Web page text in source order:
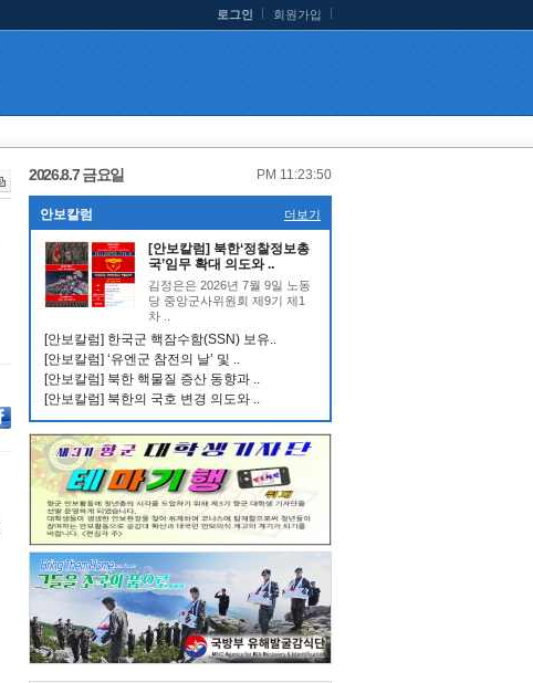
로그인 회원가입
2026.8.7 금요일 PM 11:23:50
안보칼럼 더보기
[안보칼럼] 북한‘정찰정보총
국’임무 확대 의도와 ..
김정은은 2026년 7월 9일 노동
당 중앙군사위원회 제9기 제1
차 ..
[안보칼럼] 한국군 핵잠수함(SSN) 보유..
[안보칼럼] ‘유엔군 참전의 날’ 및 ..
[안보칼럼] 북한 핵물질 증산 동향과 ..
[안보칼럼] 북한의 국호 변경 의도와 ..